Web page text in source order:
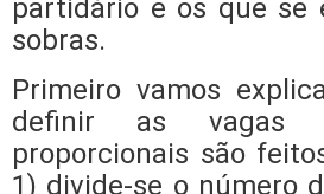
partidário e os que se
sobras.
Primeiro vamos
definir as vagas
proporcionais são
1) divide-se o número